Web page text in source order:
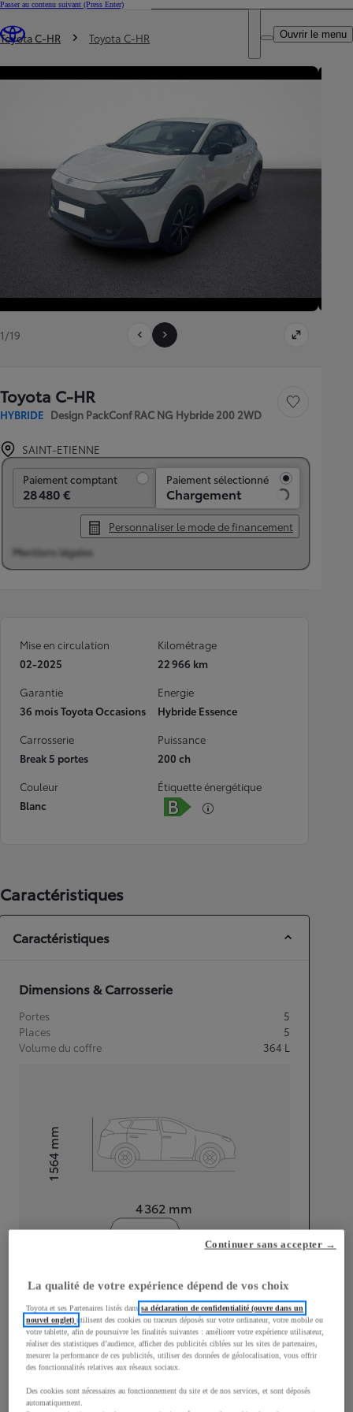
Passer au contenu suivant (Press Enter)
Trouvez un partenaire Toyota
DEALER NAME
Ouvrir le menu
Vous êtes ici
Toyota C-HR Toyota C-HR
1/19
Toyota C-HR
HYBRIDE Design PackConf RAC NG Hybride 200 2WD
Sauvegarder le
SAINT-ETIENNE
Paiement comptant
28 480 €
Paiement sélectionné
Chargement
Personnaliser le mode de financement
Mentions légales
Mise en circulation
02-2025
Kilométrage
22 966 km
Garantie
36 mois Toyota Occasions
Energie
Hybride Essence
Carrosserie
Break 5 portes
Puissance
200 ch
Couleur
Blanc
Étiquette énergétique
Caractéristiques
Caractéristiques
Dimensions & Carrosserie
Portes
5
Places
5
Volume du coffre
364 L
Longueur
4 362 mm
Hauteur1 564
mm
Largeur
1 832mm
Consommation mixte
La qualité de votre expérience dépend de vos choix
Toyota et ses Partenaires listés danssa déclaration de confidentialité (ouvre dans un
nouvel onglet)utilisent des cookies ou traceurs déposés sur votre ordinateur, votre mobile ou
votre tablette, afin de poursuivre les finalités suivantes : améliorer votre expérience utilisateur,
réaliser des statistiques d’audience, afficher des publicités ciblées sur les sites de partenaires,
mesurer la performance de ces publicités, utiliser des données de géolocalisation, vous offrir
des fonctionnalités relatives aux réseaux sociaux.
Des cookies sont nécessaires au fonctionnement du site et de nos services, et sont déposés
automatiquement.
Continuer sans accepter →